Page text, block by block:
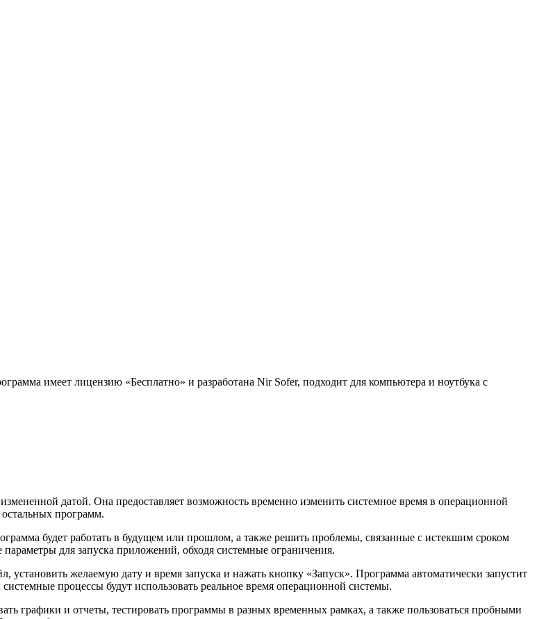
имеет лицензию «Бесплатно» и разработана Nir Sofer, подходит для компьютера и ноутбука с
датой. Она предоставляет возможность временно изменить системное время в операционной
остальных программ.
будет работать в будущем или прошлом, а также решить проблемы, связанные с истекшим сроком
для запуска приложений, обходя системные ограничения.
желаемую дату и время запуска и нажать кнопку «Запуск». Программа автоматически запустит
процессы будут использовать реальное время операционной системы.
графики и отчеты, тестировать программы в разных временных рамках, а также пользоваться пробными